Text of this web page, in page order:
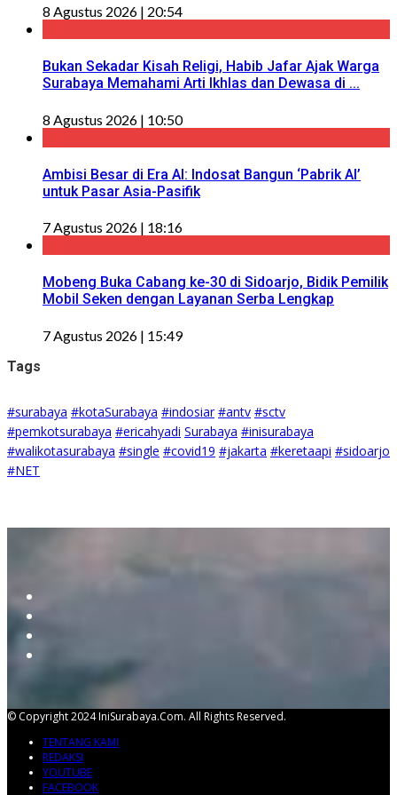
8 Agustus 2026 | 20:54
Bukan Sekadar Kisah Religi, Habib Jafar Ajak Warga
Surabaya Memahami Arti Ikhlas dan Dewasa di ...
8 Agustus 2026 | 10:50
Ambisi Besar di Era AI: Indosat Bangun ‘Pabrik AI’
untuk Pasar Asia-Pasifik
7 Agustus 2026 | 18:16
Mobeng Buka Cabang ke-30 di Sidoarjo, Bidik Pemilik
Mobil Seken dengan Layanan Serba Lengkap
7 Agustus 2026 | 15:49
Tags
#surabaya #kotaSurabaya #indosiar #antv #sctv
#pemkotsurabaya #ericahyadi Surabaya #inisurabaya
#walikotasurabaya #single #covid19 #jakarta #keretaapi #sidoarjo
#NET
© Copyright 2024 IniSurabaya.com. All Rights Reserved.
TENTANG KAMI
REDAKSI
YOUTUBE
FACEBOOK